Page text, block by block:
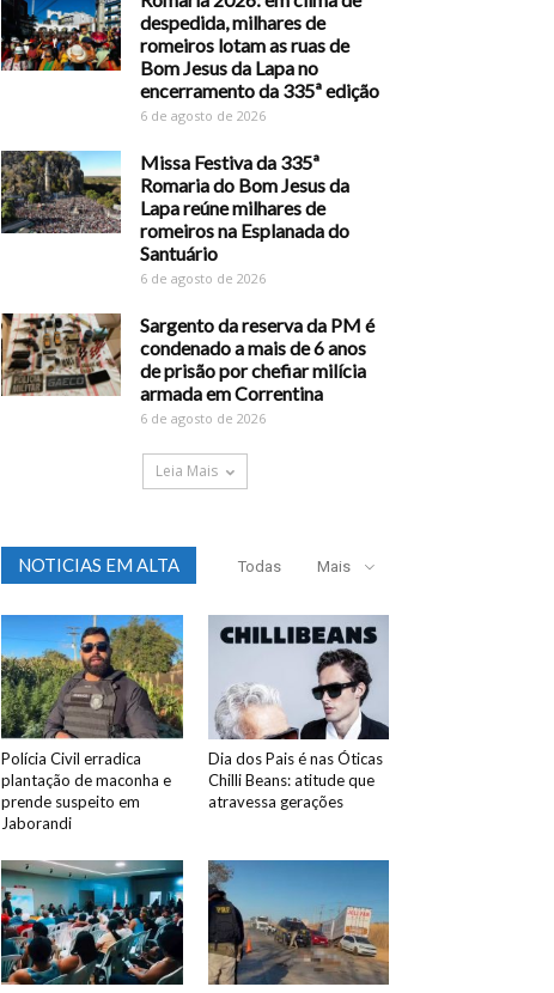
despedida, milhares de
romeiros lotam as ruas de
Bom Jesus da Lapa no
encerramento da 335ª edição
6 de agosto de 2026
Missa Festiva da 335ª
Romaria do Bom Jesus da
Lapa reúne milhares de
romeiros na Esplanada do
Santuário
6 de agosto de 2026
Sargento da reserva da PM é
condenado a mais de 6 anos
de prisão por chefiar milícia
armada em Correntina
6 de agosto de 2026
Leia Mais
NOTICIAS EM ALTA Todas Mais
Polícia Civil erradica
plantação de maconha e
prende suspeito em
Jaborandi
Dia dos Pais é nas Óticas
Chilli Beans: atitude que
atravessa gerações